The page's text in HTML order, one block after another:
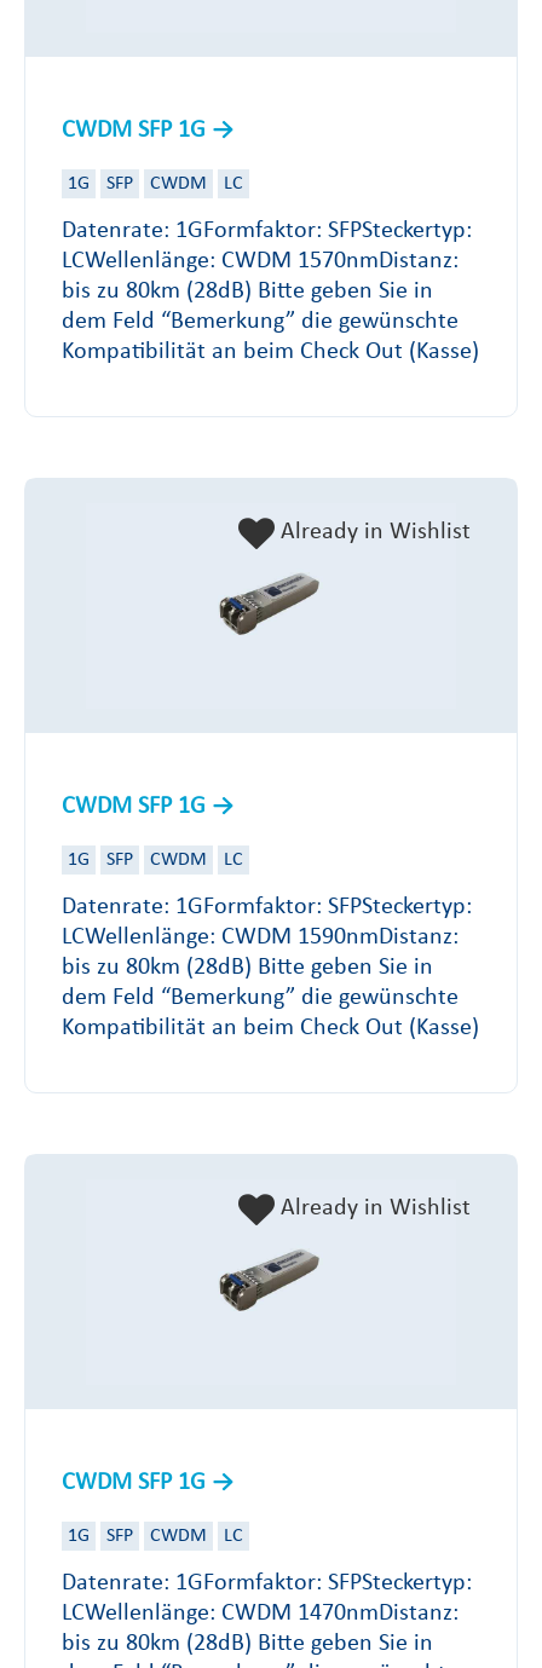
CWDM SFP 1G
1G SFP CWDM LC
Datenrate: 1GFormfaktor: SFPSteckertyp:
LCWellenlänge: CWDM 1570nmDistanz:
bis zu 80km (28dB) Bitte geben Sie in
dem Feld “Bemerkung” die gewünschte
Kompatibilität an beim Check Out (Kasse)
CWDM SFP 1G
1G SFP CWDM LC
Datenrate: 1GFormfaktor: SFPSteckertyp:
LCWellenlänge: CWDM 1590nmDistanz:
bis zu 80km (28dB) Bitte geben Sie in
dem Feld “Bemerkung” die gewünschte
Kompatibilität an beim Check Out (Kasse)
Already in Wishlist
CWDM SFP 1G
1G SFP CWDM LC
Datenrate: 1GFormfaktor: SFPSteckertyp:
LCWellenlänge: CWDM 1470nmDistanz:
bis zu 80km (28dB) Bitte geben Sie in
Already in Wishlist